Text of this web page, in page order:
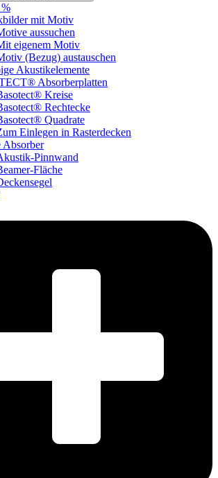
mit Motiv
aussuchen
eigenem Motiv
(Bezug) austauschen
Akustikelemente
Absorberplatten
Kreise
Rechtecke
Quadrate
Einlegen in Rasterdecken
Absorber
Pinnwand
Fläche